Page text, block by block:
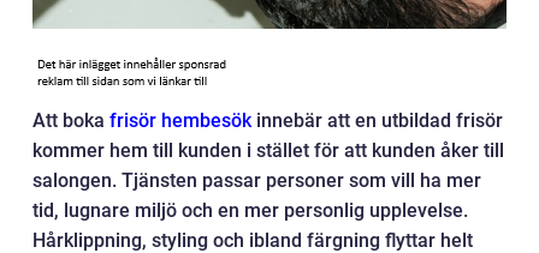
Att boka frisör hembesökinnebär att en utbildad frisör
kommer hem till kunden i stället för att kunden åker till
salongen. Tjänsten passar personer som vill ha mer
tid, lugnare miljö och en mer personlig upplevelse.
Hårklippning, styling och ibland färgning flyttar helt